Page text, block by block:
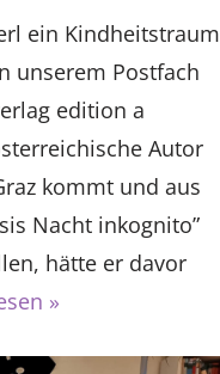
ein Kindheitstraum
unserem Postfach
edition a
Autor
kommt und aus
Nacht inkognito”
hätte er davor
»